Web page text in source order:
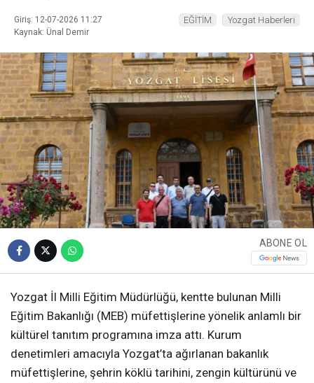
Giriş: 12-07-2026 11:27
Kaynak: Ünal Demir
EĞİTİM Yozgat Haberleri
ABONE OL
Yozgat İl Milli Eğitim Müdürlüğü, kentte bulunan Milli
Eğitim Bakanlığı (MEB) müfettişlerine yönelik anlamlı bir
kültürel tanıtım programına imza attı. Kurum
denetimleri amacıyla Yozgat’ta ağırlanan bakanlık
müfettişlerine, şehrin köklü tarihini, zengin kültürünü ve